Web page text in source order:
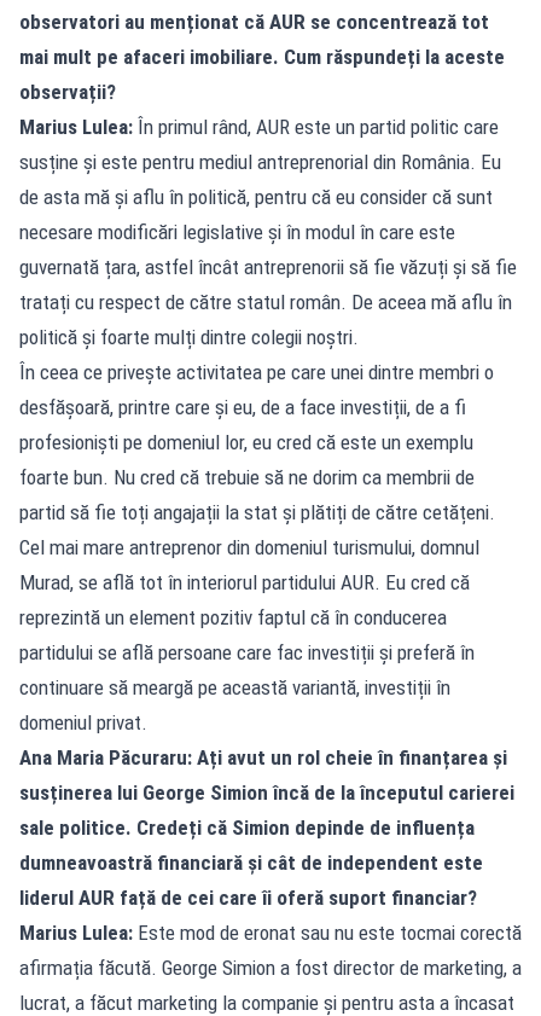
observatori au menționat că AUR se concentrează tot
mai mult pe afaceri imobiliare. Cum răspundeți la aceste
observații?
Marius Lulea: În primul rând, AUR este un partid politic care
susține și este pentru mediul antreprenorial din România. Eu
de asta mă și aflu în politică, pentru că eu consider că sunt
necesare modificări legislative și în modul în care este
guvernată țara, astfel încât antreprenorii să fie văzuți și să fie
tratați cu respect de către statul român. De aceea mă aflu în
politică și foarte mulți dintre colegii noștri.
În ceea ce privește activitatea pe care unei dintre membri o
desfășoară, printre care și eu, de a face investiții, de a fi
profesioniști pe domeniul lor, eu cred că este un exemplu
foarte bun. Nu cred că trebuie să ne dorim ca membrii de
partid să fie toți angajații la stat și plătiți de către cetățeni.
Cel mai mare antreprenor din domeniul turismului, domnul
Murad, se află tot în interiorul partidului AUR. Eu cred că
reprezintă un element pozitiv faptul că în conducerea
partidului se află persoane care fac investiții și preferă în
continuare să meargă pe această variantă, investiții în
domeniul privat.
Ana Maria Păcuraru: Ați avut un rol cheie în finanțarea și
susținerea lui George Simion încă de la începutul carierei
sale politice. Credeți că Simion depinde de influența
dumneavoastră financiară și cât de independent este
liderul AUR față de cei care îi oferă suport financiar?
Marius Lulea: Este mod de eronat sau nu este tocmai corectă
afirmația făcută. George Simion a fost director de marketing, a
lucrat, a făcut marketing la companie și pentru asta a încasat